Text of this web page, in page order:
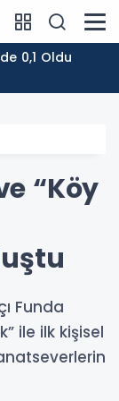
0,1 Oldu
“Köy
Funda
ile ilk kişisel